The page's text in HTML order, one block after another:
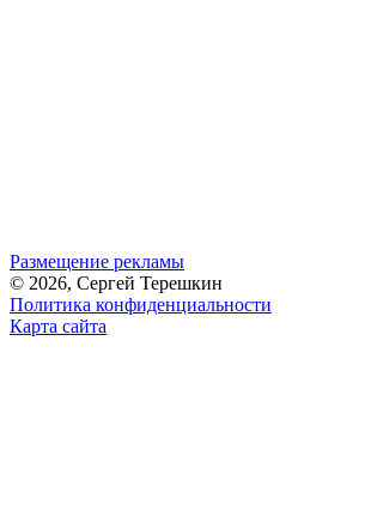
Размещение рекламы
© 2026, Сергей Терешкин
Политика конфиденциальности
Карта сайта